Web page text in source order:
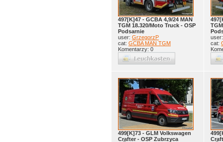
497[K]47 - GCBA 4,9/24 MAN
TGM 18.320/Moto Truck - OSP
Podsarnie
user: GrzegorzP
cat: GCBA MAN TGM
Komentarzy: 0
cat:
499[K]73 - GLM Volkswagen
Crafter - OSP Zubrzyca